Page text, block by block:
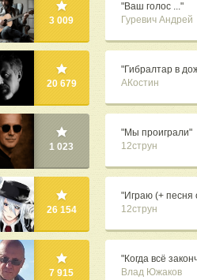
3 009
20 679
1 023
26 154
7 915
"Ваш голос ..."
Гуревич Андрей
"Гибралтар в
АКостин
"Мы проиграли"
12струн
"Играю (+ песня
12струн
"Когда всё
Влад Южаков